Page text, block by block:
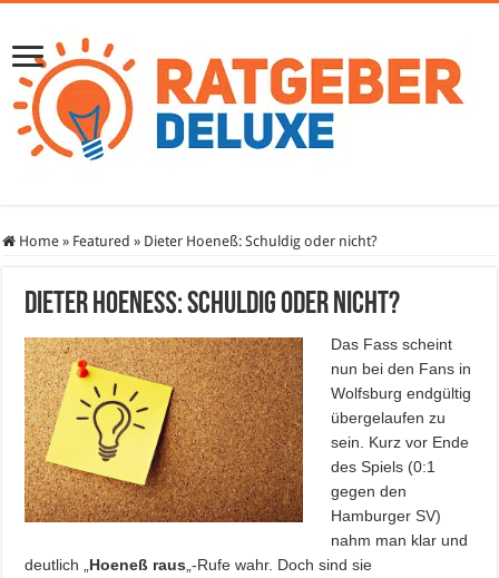
Home » Featured » Dieter Hoeneß: Schuldig oder nicht?
Dieter Hoeneß: Schuldig oder nicht?
Das Fass scheint
nun bei den Fans in
Wolfsburg endgültig
übergelaufen zu
sein. Kurz vor Ende
des Spiels (0:1
gegen den
Hamburger SV)
nahm man klar und
deutlich „ Hoeneß raus „-Rufe wahr. Doch sind sie